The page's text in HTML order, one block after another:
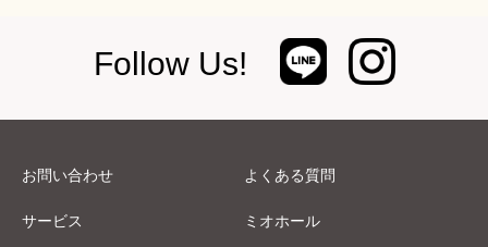
Follow Us!
お問い合わせ よくある質問
サービス ミオホール